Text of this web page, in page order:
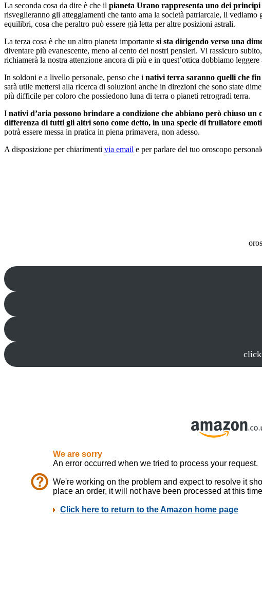
La seconda cosa da dire è che il pianeta Urano rappresenta uno dei principi
risveglieranno gli atteggiamenti che tanto ama la società patriarcale, li
equilibri, cosa che peraltro può essere già letta per altre posizioni astrali.
La terza cosa è che un altro pianeta importante si sta dirigendo verso una
diventare più evanescente, meno al cento dei nostri pensieri. Vi rassicuro
richiamerà la nostra attenzione ancora di più e in quest’ottica dobbiamo
In soldoni e a livello personale, penso che i nativi terra saranno quelli che
sarà utile mettersi alla ricerca di soluzioni anche in direzioni che sono state
più difficile per coloro che possiedono luna di terra o pianeti retrogradi terra.
I nativi d’aria possono brindare a condizione che abbiano però chiuso un
differenza di tutti gli altri sono come detto, in una specie di frullatore
potrà essere messa in pratica in piena primavera, non adesso.
A disposizione per chiarimenti via email e per parlare del tuo oroscopo
click